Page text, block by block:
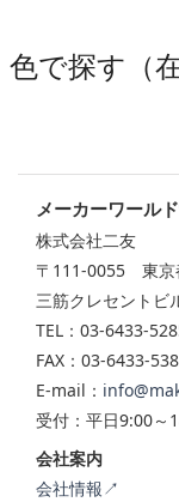
色で探す（
メーカーワール
株式会社二友
〒111-0055 東京
三筋クレセントビ
TEL：03-6433-
FAX：03-6433-
E-mail：
受付：平日9:00～
会社案内
会社情報↗